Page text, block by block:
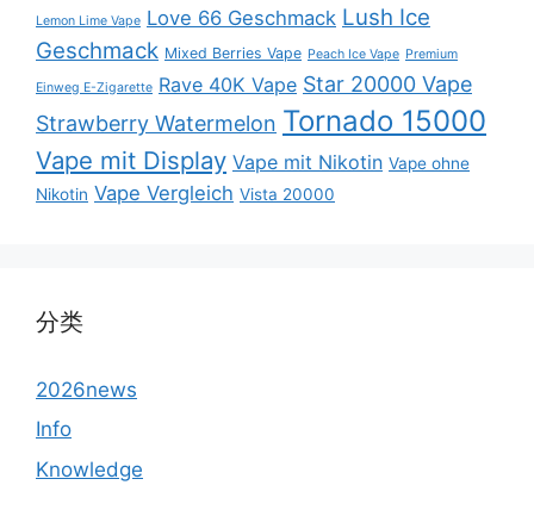
Lemon Lime Vape Love 66 Geschmack Lush Ice
Geschmack Mixed Berries Vape Peach Ice Vape Premium
Einweg E-Zigarette Rave 40K Vape Star 20000 Vape
Strawberry Watermelon Tornado 15000
Vape mit Display Vape mit Nikotin Vape ohne
Nikotin Vape Vergleich Vista 20000
分类
2026news
Info
Knowledge